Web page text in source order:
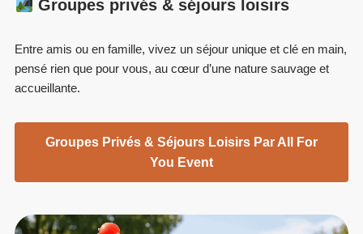
Groupes privés & séjours loisirs
Entre amis ou en famille, vivez un séjour unique et clé en main,
pensé rien que pour vous, au cœur d’une nature sauvage et
accueillante.
Groupes Privés & Séjours Loisirs Par All For
You Event